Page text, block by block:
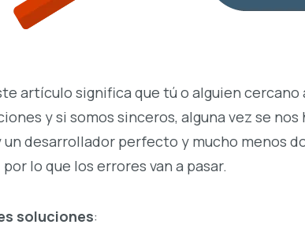
artículo significa que tú o alguien
y si somos sinceros, alguna vez se
un desarrollador perfecto y mucho menos
lo que los errores van a pasar.
soluciones: